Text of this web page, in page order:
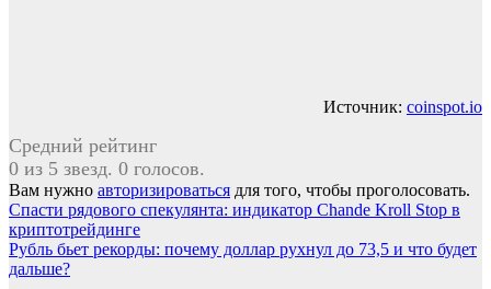
Источник: coinspot.io
Средний рейтинг
0 из 5 звезд. 0 голосов.
Вам нужно авторизироваться для того, чтобы проголосовать.
Навигация
по
записям
Спасти рядового спекулянта: индикатор Chande Kroll Stop в
криптотрейдинге
Рубль бьет рекорды: почему доллар рухнул до 73,5 и что будет
дальше?